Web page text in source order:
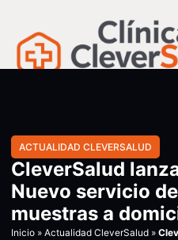
ACTUALIDAD CLEVERSALUD
CleverSalud
Nuevo servicio
muestras a
Inicio » Actualidad CleverSalud »